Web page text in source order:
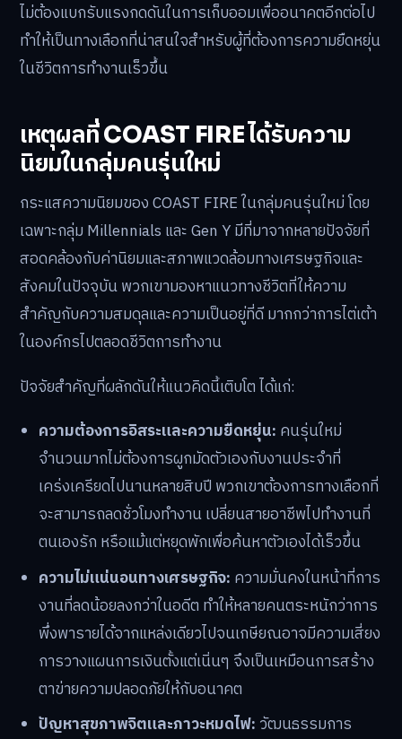
ไม่ต้องแบกรับแรงกดดันในการเก็บออมเพื่ออนาคตอีกต่อไป
ทำให้เป็นทางเลือกที่น่าสนใจสำหรับผู้ที่ต้องการความยืดหยุ่น
ในชีวิตการทำงานเร็วขึ้น
เหตุผลที่ COAST FIRE ได้รับความ
นิยมในกลุ่มคนรุ่นใหม่
กระแสความนิยมของ COAST FIRE ในกลุ่มคนรุ่นใหม่ โดย
เฉพาะกลุ่ม Millennials และ Gen Y มีที่มาจากหลายปัจจัยที่
สอดคล้องกับค่านิยมและสภาพแวดล้อมทางเศรษฐกิจและ
สังคมในปัจจุบัน พวกเขามองหาแนวทางชีวิตที่ให้ความ
สำคัญกับความสมดุลและความเป็นอยู่ที่ดี มากกว่าการไต่เต้า
ในองค์กรไปตลอดชีวิตการทำงาน
ปัจจัยสำคัญที่ผลักดันให้แนวคิดนี้เติบโต ได้แก่:
ความต้องการอิสระและความยืดหยุ่น: คนรุ่นใหม่
จำนวนมากไม่ต้องการผูกมัดตัวเองกับงานประจำที่
เคร่งเครียดไปนานหลายสิบปี พวกเขาต้องการทางเลือกที่
จะสามารถลดชั่วโมงทำงาน เปลี่ยนสายอาชีพไปทำงานที่
ตนเองรัก หรือแม้แต่หยุดพักเพื่อค้นหาตัวเองได้เร็วขึ้น
ความไม่แน่นอนทางเศรษฐกิจ: ความมั่นคงในหน้าที่การ
งานที่ลดน้อยลงกว่าในอดีต ทำให้หลายคนตระหนักว่าการ
พึ่งพารายได้จากแหล่งเดียวไปจนเกษียณอาจมีความเสี่ยง
การวางแผนการเงินตั้งแต่เนิ่นๆ จึงเป็นเหมือนการสร้าง
ตาข่ายความปลอดภัยให้กับอนาคต
ปัญหาสุขภาพจิตและภาวะหมดไฟ: วัฒนธรรมการ